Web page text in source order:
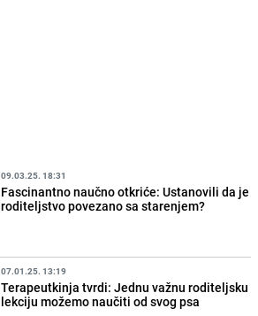
09.03.25. 18:31
Fascinantno naučno otkriće: Ustanovili da je
roditeljstvo povezano sa starenjem?
07.01.25. 13:19
Terapeutkinja tvrdi: Jednu važnu roditeljsku
lekciju možemo naučiti od svog psa